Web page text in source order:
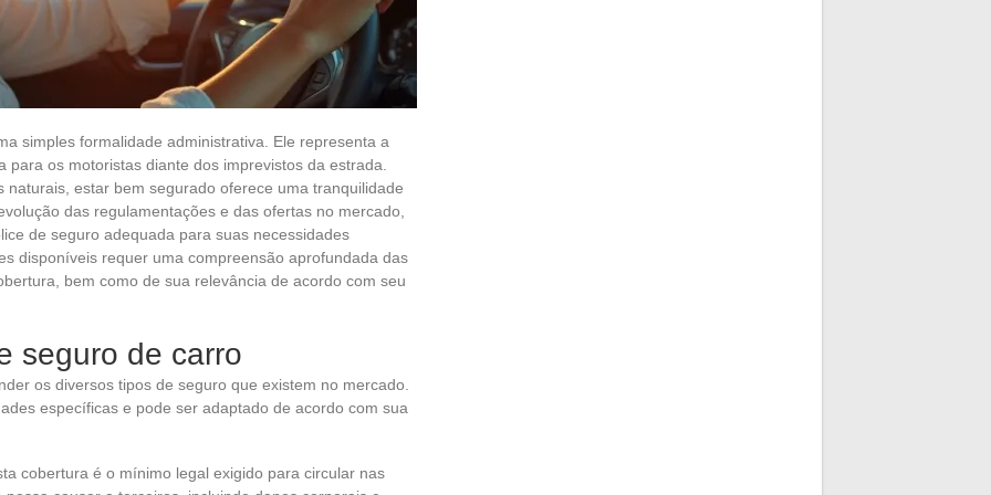
simples formalidade administrativa. Ele representa a
os motoristas diante dos imprevistos da estrada.
estar bem segurado oferece uma tranquilidade
das regulamentações e das ofertas no mercado,
de seguro adequada para suas necessidades
disponíveis requer uma compreensão aprofundada das
bem como de sua relevância de acordo com seu
seguro de carro
os diversos tipos de seguro que existem no mercado.
específicas e pode ser adaptado de acordo com sua
cobertura é o mínimo legal exigido para circular nas